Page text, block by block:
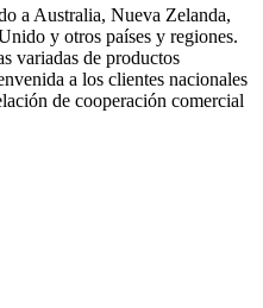
a Australia, Nueva Zelanda,
y otros países y regiones.
variadas de productos
a los clientes nacionales
de cooperación comercial